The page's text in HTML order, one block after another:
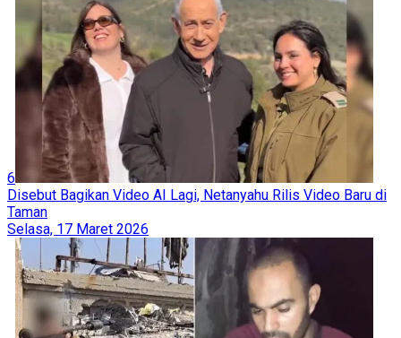
6
Disebut Bagikan Video AI Lagi, Netanyahu Rilis Video Baru di
Taman
Selasa, 17 Maret 2026